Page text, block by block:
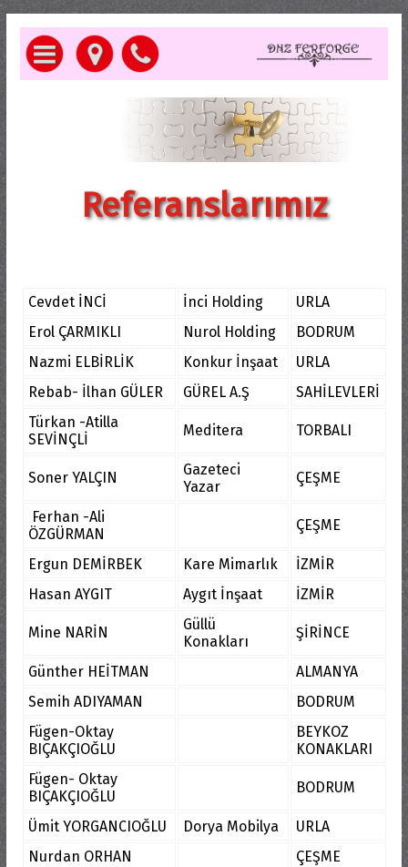
Referanslarımız
Cevdet İNCİ İnci Holding
URLA
Erol ÇARMIKLI
Nurol Holding
BODRUM
Nazmi ELBİRLİK
Konkur İnşaat
URLA
Rebab- İlhan GÜLER
GÜREL A.Ş
SAHİLEVLERİ
Türkan -Atilla
SEVİNÇLİ
Meditera TORBALI
Soner YALÇIN
Gazeteci
Yazar
ÇEŞME
Ferhan -Ali
ÖZGÜRMAN
ÇEŞME
Ergun DEMİRBEK Kare Mimarlık
İZMİR
Hasan AYGIT
Aygıt İnşaat İZMİR
Mine NARİN
Güllü
Konakları
ŞİRİNCE
Günther HEİTMAN
ALMANYA
Semih ADIYAMAN
BODRUM
Fügen-Oktay
BIÇAKÇIOĞLU
BEYKOZ
KONAKLARI
Fügen- Oktay
BIÇAKÇIOĞLU
BODRUM
Ümit YORGANCIOĞLU Dorya Mobilya
URLA
Nurdan ORHAN
ÇEŞME